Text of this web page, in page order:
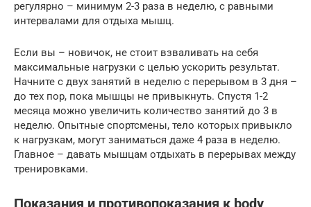
регулярно – минимум 2-3 раза в неделю, с равными
интервалами для отдыха мышц.
Если вы – новичок, не стоит взваливать на себя
максимальные нагрузки с целью ускорить результат.
Начните с двух занятий в неделю с перерывом в 3 дня –
до тех пор, пока мышцы не привыкнуть. Спустя 1-2
месяца можно увеличить количество занятий до 3 в
неделю. Опытные спортсмены, тело которых привыкло
к нагрузкам, могут заниматься даже 4 раза в неделю.
Главное – давать мышцам отдыхать в перерывах между
тренировками.